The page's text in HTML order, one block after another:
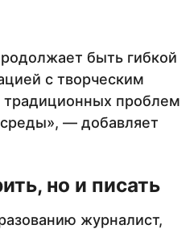
быть гибкой
с творческим
проблем
— добавляет
но и писать
журналист,